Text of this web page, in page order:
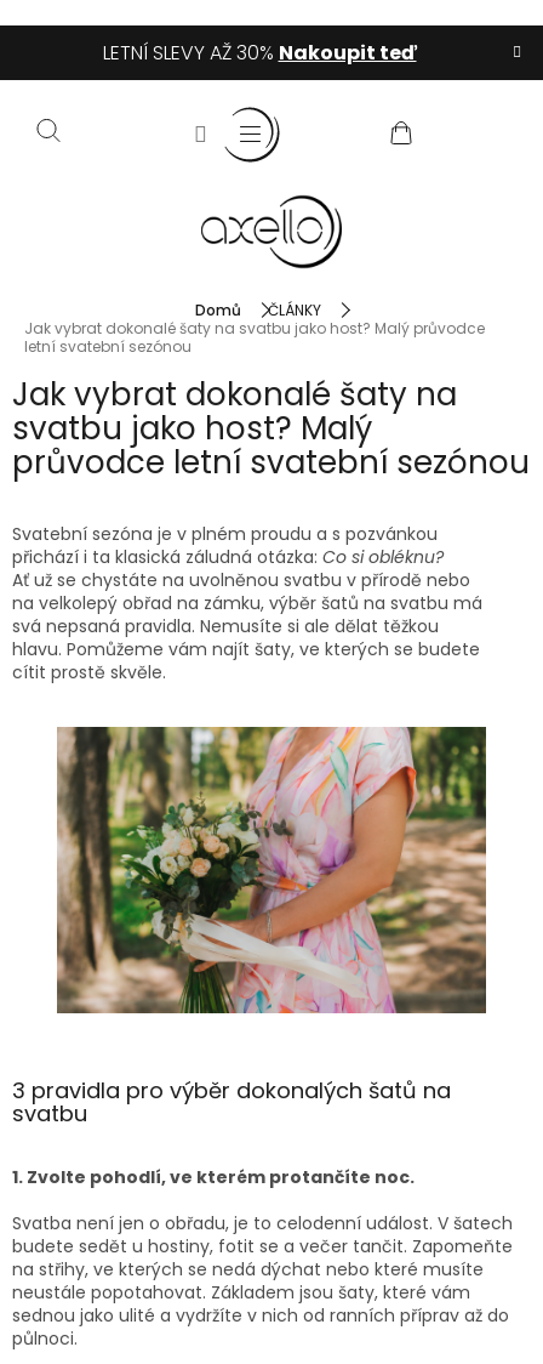
obsah
LETNÍ SLEVY AŽ 30% Nakoupit teď
Domů
ČLÁNKY
Jak vybrat dokonalé šaty na svatbu jako host? Malý průvodce
letní svatební sezónou
Jak vybrat dokonalé šaty na
svatbu jako host? Malý
průvodce letní svatební sezónou
Svatební sezóna je v plném proudu a s pozvánkou
přichází i ta klasická záludná otázka: Co si obléknu?
Ať už se chystáte na uvolněnou svatbu v přírodě nebo
na velkolepý obřad na zámku, výběr šatů na svatbu má
svá nepsaná pravidla. Nemusíte si ale dělat těžkou
hlavu. Pomůžeme vám najít šaty, ve kterých se budete
cítit prostě skvěle.
3 pravidla pro výběr dokonalých šatů na
svatbu
1. Zvolte pohodlí, ve kterém protančíte noc.
Svatba není jen o obřadu, je to celodenní událost. V šatech
budete sedět u hostiny, fotit se a večer tančit. Zapomeňte
na střihy, ve kterých se nedá dýchat nebo které musíte
neustále popotahovat. Základem jsou šaty, které vám
sednou jako ulité a vydržíte v nich od ranních příprav až do
půlnoci.